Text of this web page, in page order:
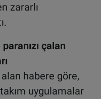
zararlı
çalan
habere göre,
uygulamalar